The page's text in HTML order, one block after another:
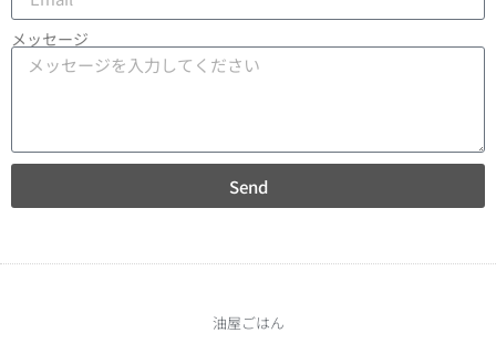
メッセージ
Send
油屋ごはん